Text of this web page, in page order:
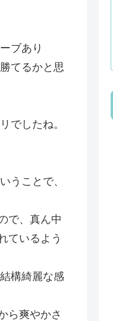
ブあり
てるかと思
でしたね。
うことで、
で、真ん中
ているよう
構綺麗な感
ら爽やかさ